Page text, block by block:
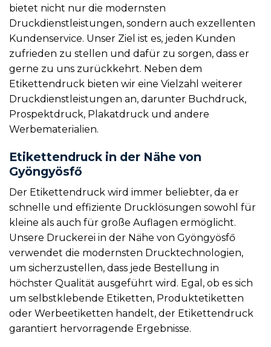
bietet nicht nur die modernsten
Druckdienstleistungen, sondern auch exzellenten
Kundenservice. Unser Ziel ist es, jeden Kunden
zufrieden zu stellen und dafür zu sorgen, dass er
gerne zu uns zurückkehrt. Neben dem
Etikettendruck bieten wir eine Vielzahl weiterer
Druckdienstleistungen an, darunter Buchdruck,
Prospektdruck, Plakatdruck und andere
Werbematerialien.
Etikettendruck in der Nähe von
Gyöngyösfő
Der Etikettendruck wird immer beliebter, da er
schnelle und effiziente Drucklösungen sowohl für
kleine als auch für große Auflagen ermöglicht.
Unsere Druckerei in der Nähe von Gyöngyösfő
verwendet die modernsten Drucktechnologien,
um sicherzustellen, dass jede Bestellung in
höchster Qualität ausgeführt wird. Egal, ob es sich
um selbstklebende Etiketten, Produktetiketten
oder Werbeetiketten handelt, der Etikettendruck
garantiert hervorragende Ergebnisse.